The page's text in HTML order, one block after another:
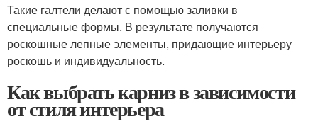
Такие галтели делают с помощью заливки в
специальные формы. В результате получаются
роскошные лепные элементы, придающие интерьеру
роскошь и индивидуальность.
Как выбрать карниз в зависимости
от стиля интерьера